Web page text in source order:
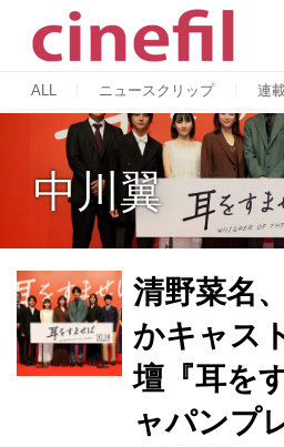
ALL ニュースクリップ 連
中川翼
清野菜名
かキャス
壇『耳を
ャパンプ